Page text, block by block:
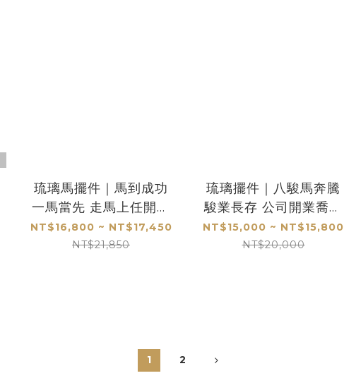
琉璃馬擺件｜馬到成功
一馬當先 走馬上任開業
開市高檔禮品首選
NT$16,800 ~ NT$17,450
NT$21,850
琉璃擺件｜八駿馬奔騰
駿業長存 公司開業喬遷
辦公室擺設首選
NT$15,000 ~ NT$15,800
NT$20,000
1 2